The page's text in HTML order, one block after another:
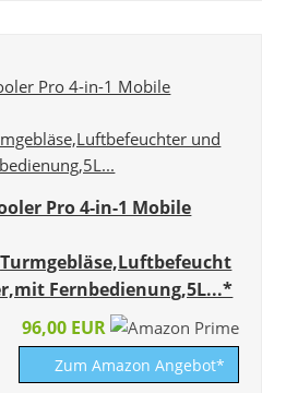
Pro 4-in-1 Mobile
Fernbedienung,5L...*
96,00 EUR
Zum Amazon Angebot*